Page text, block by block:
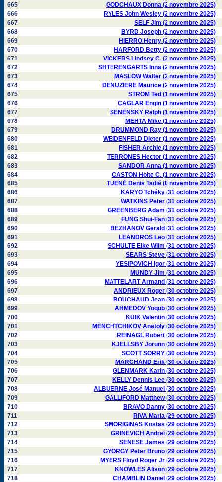
665
GODCHAUX Donna (2 novembre 2025)
666
RYLES John Wesley (2 novembre 2025)
667
SELF Jim (2 novembre 2025)
668
BYRD Joseph (2 novembre 2025)
669
HIERRO Henry (2 novembre 2025)
670
HARFORD Betty (2 novembre 2025)
671
VICKERS Lindsey C. (2 novembre 2025)
672
SHTERENGARTS Inna (2 novembre 2025)
673
MASLOW Walter (2 novembre 2025)
674
DENUZIERE Maurice (2 novembre 2025)
675
STRÖM Ted (1 novembre 2025)
676
ÇAGLAR Engin (1 novembre 2025)
677
SENENSKY Ralph (1 novembre 2025)
678
MEHTA Mike (1 novembre 2025)
679
DRUMMOND Ray (1 novembre 2025)
680
WEIDENFELD Dieter (1 novembre 2025)
681
FISHER Archie (1 novembre 2025)
682
TERRONES Hector (1 novembre 2025)
683
SANDOR Anna (1 novembre 2025)
684
CASTON Hoite C. (1 novembre 2025)
685
TUENÉ Denis Tadié (0 novembre 2025)
686
KARYO Tchéky (31 octobre 2025)
687
WATKINS Peter (31 octobre 2025)
688
GREENBERG Adam (31 octobre 2025)
689
FUNG Shui-Fan (31 octobre 2025)
690
BEZHANOV Gerald (31 octobre 2025)
691
LEANDROS Leo (31 octobre 2025)
692
SCHULTE Eike Wilm (31 octobre 2025)
693
SEARS Steve (31 octobre 2025)
694
YESIPOVICH Igor (31 octobre 2025)
695
MUNDY Jim (31 octobre 2025)
696
MATTELART Armand (31 octobre 2025)
697
ANDRIEUX Roger (30 octobre 2025)
698
BOUCHAUD Jean (30 octobre 2025)
699
AHMEDOV Yoqub (30 octobre 2025)
700
KUIK Valentin (30 octobre 2025)
701
MENCHTCHIKOV Anatoly (30 octobre 2025)
702
REINAGL Robert (30 octobre 2025)
703
KJELLSBY Jorunn (30 octobre 2025)
704
SCOTT SORRY (30 octobre 2025)
705
MARCHAND Erik (30 octobre 2025)
706
GLENMARK Karin (30 octobre 2025)
707
KELLY Dennis Lee (30 octobre 2025)
708
ALBUERNE José Manuel (30 octobre 2025)
709
GALLIFORD Matthew (30 octobre 2025)
710
BRAVO Danny (30 octobre 2025)
711
RIVA Maria (29 octobre 2025)
712
SMORIGINAS Kostas (29 octobre 2025)
713
GRINEVICH Andreï (29 octobre 2025)
714
SENESE James (29 octobre 2025)
715
GYÖRGY Peter Bruno (29 octobre 2025)
716
MYERS Floyd Roger Jr (29 octobre 2025)
717
KNOWLES Alison (29 octobre 2025)
718
CHAMBLIN Daniel (29 octobre 2025)